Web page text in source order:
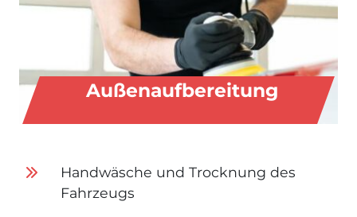
Außenaufbereitung
Handwäsche und Trocknung des
Fahrzeugs